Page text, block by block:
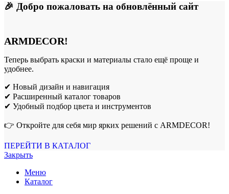
🎉 Добро пожаловать на обновлённый сайт
ARMDECOR!
Теперь выбрать краски и материалы стало ещё проще и
удобнее.
✔ Новый дизайн и навигация
✔ Расширенный каталог товаров
✔ Удобный подбор цвета и инструментов
👉 Откройте для себя мир ярких решений с ARMDECOR!
ПЕРЕЙТИ В КАТАЛОГ
Закрыть
Меню
Каталог